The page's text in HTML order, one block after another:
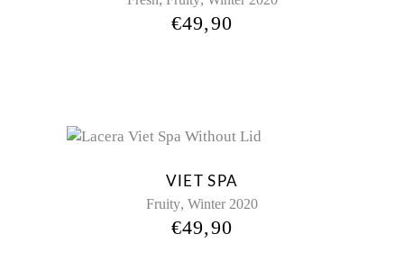
€49,90
VIET SPA
Fruity, Winter 2020
€49,90